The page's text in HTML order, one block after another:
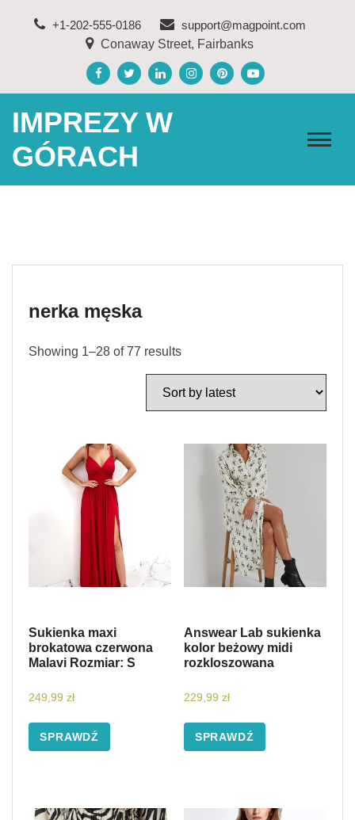
+1-202-555-0186
support@magpoint.com
Conaway Street, Fairbanks
IMPREZY W
GÓRACH
nerka męska
Showing 1–28 of 77 results
Sukienka maxi
brokatowa czerwona
Malavi Rozmiar: S
249,99 zł
SPRAWDŹ
Answear Lab sukienka
kolor beżowy midi
rozkloszowana
229,99 zł
SPRAWDŹ